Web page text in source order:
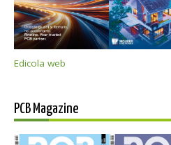
Edicola web
PCB Magazine